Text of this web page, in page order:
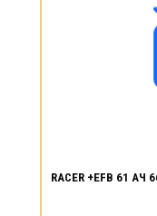
RACER +EFB 61